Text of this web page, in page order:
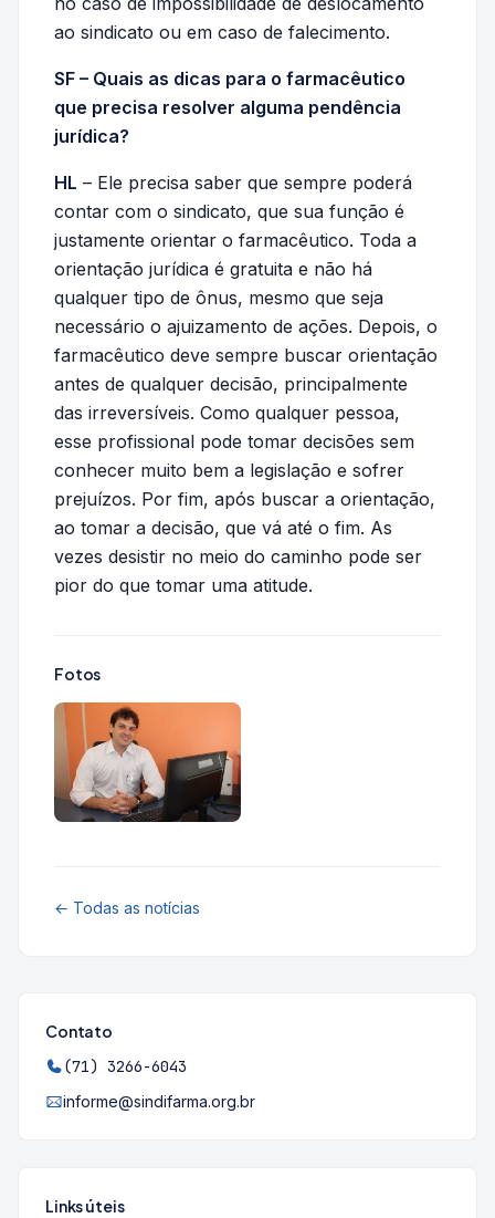
ao sindicato ou em caso de falecimento.
SF – Quais as dicas para o farmacêutico
que precisa resolver alguma pendência
jurídica?
HL – Ele precisa saber que sempre poderá
contar com o sindicato, que sua função é
justamente orientar o farmacêutico. Toda a
orientação jurídica é gratuita e não há
qualquer tipo de ônus, mesmo que seja
necessário o ajuizamento de ações. Depois, o
farmacêutico deve sempre buscar orientação
antes de qualquer decisão, principalmente
das irreversíveis. Como qualquer pessoa,
esse profissional pode tomar decisões sem
conhecer muito bem a legislação e sofrer
prejuízos. Por fim, após buscar a orientação,
ao tomar a decisão, que vá até o fim. As
vezes desistir no meio do caminho pode ser
pior do que tomar uma atitude.
Fotos
← Todas as notícias
Contato
(71) 3266-6043
informe@sindifarma.org.br
Links úteis